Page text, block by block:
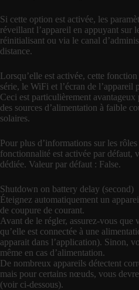
Si cette option est activée, les
réveillant l’appareil en appuyant sur
réinitialisant ou via le canal
distance.
Lorsqu’elle est activée, cette
série, le WiFi et l’écran de l’appareil
Ceci est particulièrement
des sources d’alimentation à faible
solaires.
Pour plus d’informations sur les
fonctionnalité est activée par défaut,
dédiée. Valeur par défaut : False.
Shutdown on battery delay (second)
Éteignez automatiquement un
de coupure de courant.
Avant de le régler, assurez-vous que
qu’elle est connectée à une
apparait dans l’application). Sinon,
même en cas d’alimentation.
De nombreux appareils détectent
mais pour certains nœuds, vous
(voir ci-dessous).